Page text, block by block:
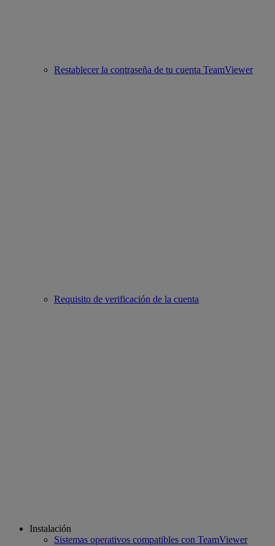
Restablecer la contraseña de tu cuenta TeamViewer
Requisito de verificación de la cuenta
Instalación
Sistemas operativos compatibles con TeamViewer